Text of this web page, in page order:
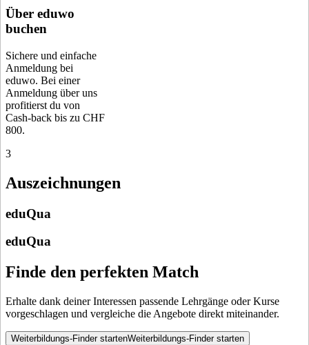
Über eduwo
buchen
Sichere und einfache
Anmeldung bei
eduwo. Bei einer
Anmeldung über uns
profitierst du von
Cash-back bis zu CHF
800.
3
Auszeichnungen
eduQua
eduQua
Finde den perfekten Match
Erhalte dank deiner Interessen passende Lehrgänge oder Kurse
vorgeschlagen und vergleiche die Angebote direkt miteinander.
Weiterbildungs-Finder startenWeiterbildungs-Finder starten